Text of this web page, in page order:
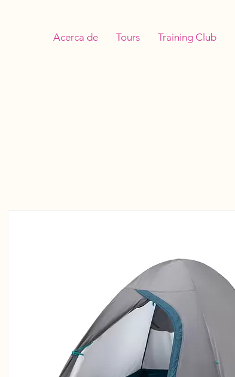
Acerca de Tours Training Club